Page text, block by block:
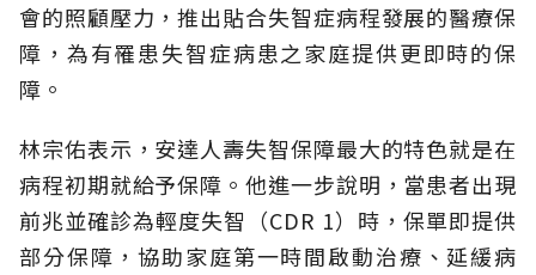
會的照顧壓力，推出貼合失智症病程發展的醫療保
障，為有罹患失智症病患之家庭提供更即時的保
障。
林宗佑表示，安達人壽失智保障最大的特色就是在
病程初期就給予保障。他進一步說明，當患者出現
前兆並確診為輕度失智（CDR 1）時，保單即提供
部分保障，協助家庭第一時間啟動治療、延緩病